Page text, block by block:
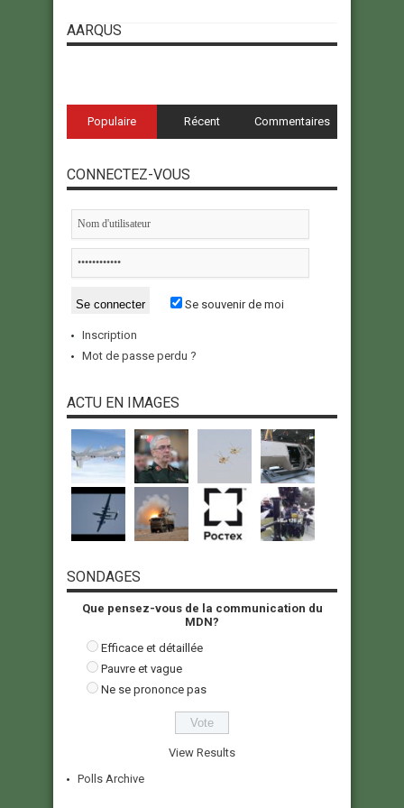
AARQUS
Populaire Récent Commentaires
CONNECTEZ-VOUS
Se souvenir de moi
Inscription
Mot de passe perdu ?
ACTU EN IMAGES
SONDAGES
Que pensez-vous de la communication du
MDN?
Efficace et détaillée
Pauvre et vague
Ne se prononce pas
View Results
Polls Archive